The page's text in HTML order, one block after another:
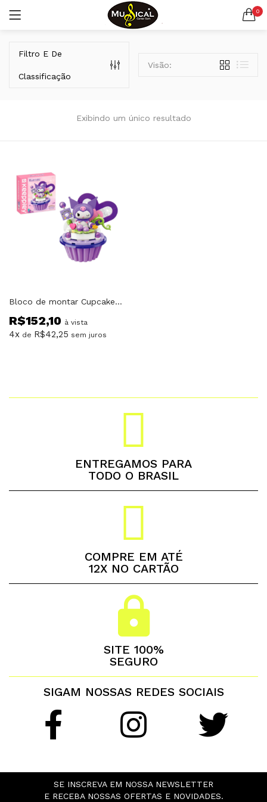
0
Exibindo um único resultado
Filtro E De
Classificação
Visão:
Bloco de montar Cupcake de Uva da Kuromi Hello Kitty e Amigos Keeppley
R$152,10 à vista
4x de R$42,25 sem juros
ENTREGAMOS PARA
TODO O BRASIL
COMPRE EM ATÉ
12X NO CARTÃO
SITE 100%
SEGURO
SIGAM NOSSAS REDES SOCIAIS
SE INSCREVA EM NOSSA NEWSLETTER
E RECEBA NOSSAS OFERTAS E NOVIDADES.